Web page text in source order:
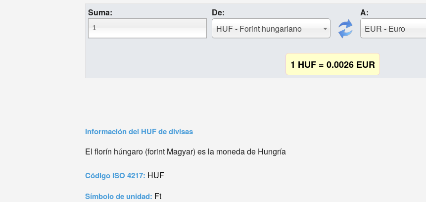
Suma:
De:
HUF - Forint hungariano
A:
EUR - Euro
1 HUF = 0.0026 EUR
Información del HUF de divisas
El florín húngaro (forint Magyar) es la moneda de Hungría
Código ISO 4217: HUF
Símbolo de unidad: Ft